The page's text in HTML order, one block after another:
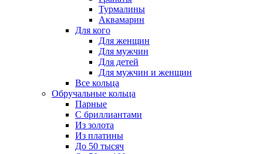
Турмалины
Аквамарин
Для кого
Для женщин
Для мужчин
Для детей
Для мужчин и женщин
Все кольца
Обручальные кольца
Парные
С бриллиантами
Из золота
Из платины
До 50 тысяч